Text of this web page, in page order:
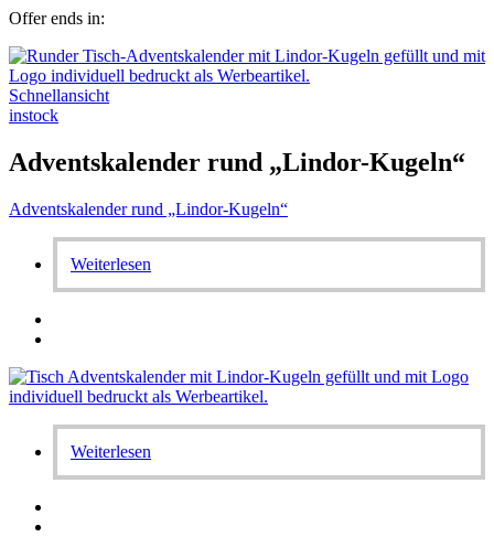
Offer ends in:
Schnellansicht
instock
Adventskalender rund „Lindor-Kugeln“
Adventskalender rund „Lindor-Kugeln“
Weiterlesen
Weiterlesen